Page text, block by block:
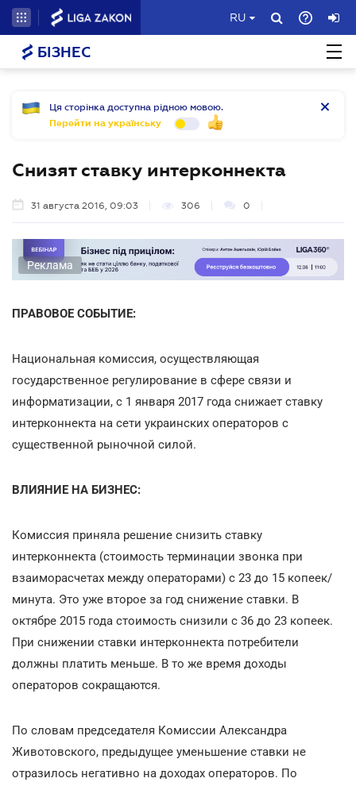
RU
БІЗНЕС
Ця сторінка доступна рідною мовою.
Перейти на українську
Снизят ставку интерконнекта
31 августа 2016, 09:03 306 0
Реклама
ПРАВОВОЕ СОБЫТИЕ:
Национальная комиссия, осуществляющая
государственное регулирование в сфере связи и
информатизации, с 1 января 2017 года снижает ставку
интерконнекта на сети украинских операторов с
существенной рыночной силой.
ВЛИЯНИЕ НА БИЗНЕС:
Комиссия приняла решение снизить ставку
интерконнекта (стоимость терминации звонка при
взаиморасчетах между операторами) с 23 до 15 копеек/
минута. Это уже второе за год снижение ставки. В
октябре 2015 года стоимость снизили с 36 до 23 копеек.
При снижении ставки интерконнекта потребители
должны платить меньше. В то же время доходы
операторов сокращаются.
По словам председателя Комиссии Александра
Животовского, предыдущее уменьшение ставки не
отразилось негативно на доходах операторов. По